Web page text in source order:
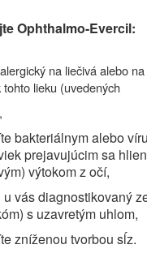
Ophthalmo-Evercil:
na liečivá alebo
tohto lieku (uvedených
bakteriálnym alebo
prejavujúcim sa
výtokom z očí,
u vás diagnostikovaný
s uzavretým uhlom,
zníženou tvorbou sĺz.